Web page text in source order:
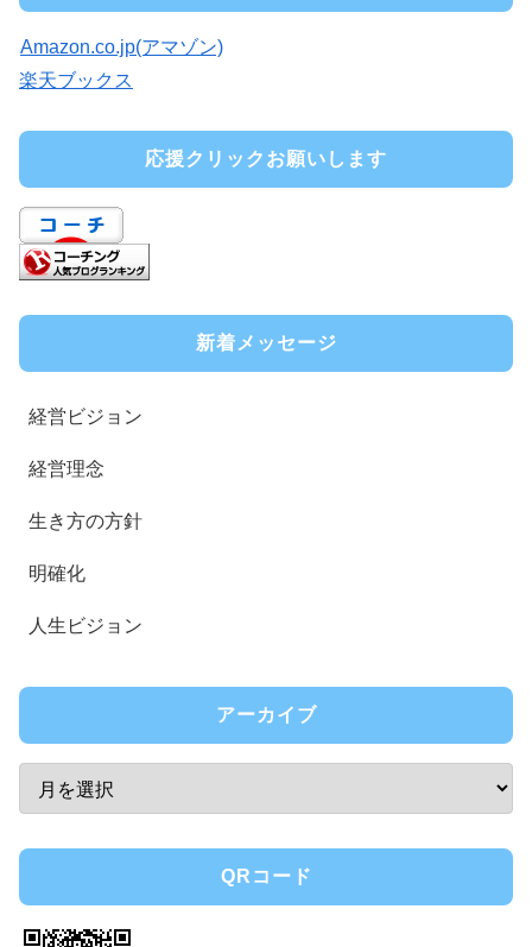
Amazon.co.jp(アマゾン)
楽天ブックス
応援クリックお願いします
新着メッセージ
経営ビジョン
経営理念
生き方の方針
明確化
人生ビジョン
アーカイブ
QRコード